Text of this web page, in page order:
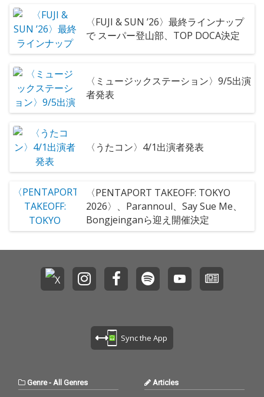
〈FUJI & SUN ’26〉最終ラインナップ
で スーパー登山部、TOP DOCA決定
〈ミュージックステーション〉9/5出演
者発表
〈うたコン〉4/1出演者発表
〈PENTAPORT TAKEOFF: TOKYO
2026〉、Parannoul、Say Sue Me、
Bongjeinganら迎え開催決定
Sync the App
Genre-All Genres Articles